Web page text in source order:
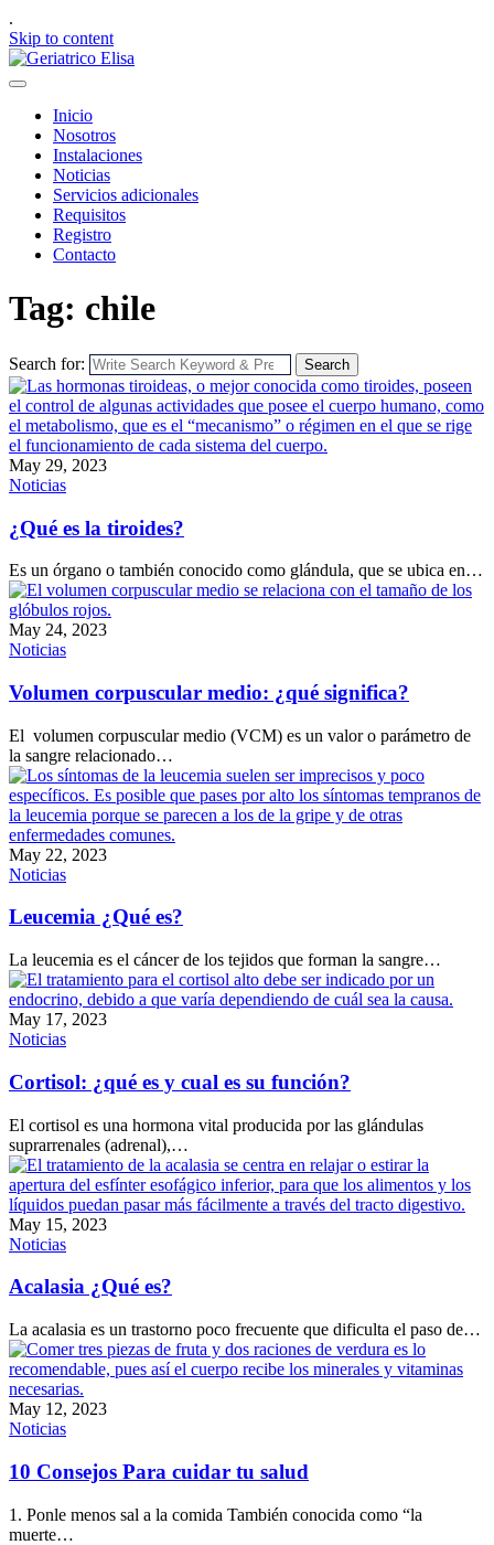
.
Skip to content
Inicio
Nosotros
Instalaciones
Noticias
Servicios adicionales
Requisitos
Registro
Contacto
Tag: chile
Search for: Search
May 29, 2023
Noticias
¿Qué es la tiroides?
Es un órgano o también conocido como glándula, que se ubica en…
May 24, 2023
Noticias
Volumen corpuscular medio: ¿qué significa?
El volumen corpuscular medio (VCM) es un valor o parámetro de
la sangre relacionado…
May 22, 2023
Noticias
Leucemia ¿Qué es?
La leucemia es el cáncer de los tejidos que forman la sangre…
May 17, 2023
Noticias
Cortisol: ¿qué es y cual es su función?
El cortisol es una hormona vital producida por las glándulas
suprarrenales (adrenal),…
May 15, 2023
Noticias
Acalasia ¿Qué es?
La acalasia es un trastorno poco frecuente que dificulta el paso de…
May 12, 2023
Noticias
10 Consejos Para cuidar tu salud
1. Ponle menos sal a la comida También conocida como “la
muerte…